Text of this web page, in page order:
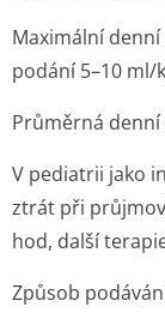
Maximální
podání 5–10 ml/
Průměrná denní
V pediatrii jako
ztrát při
hod, další
Způsob